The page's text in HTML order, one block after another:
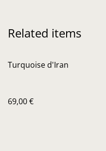
Related items
Turquoise d'Iran
69,00 €